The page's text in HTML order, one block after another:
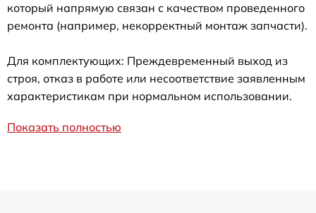
который напрямую связан с качеством проведенного
ремонта (например, некорректный монтаж запчасти).
Для комплектующих: Преждевременный выход из
строя, отказ в работе или несоответствие заявленным
характеристикам при нормальном использовании.
Показать полностью